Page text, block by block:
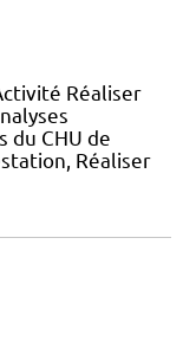
Réaliser
du CHU de
Réaliser